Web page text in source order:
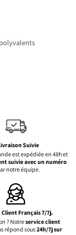
Suivie
est expédiée en 48h et
suivie avec un numéro
notre équipe.
Français 7/7j.
? Notreservice client
répond sous24h/7j sur